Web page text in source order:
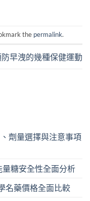
the permalink.
早洩的幾種保健運動
劑量選擇與注意事項
糖安全性全面分析
名藥價格全面比較